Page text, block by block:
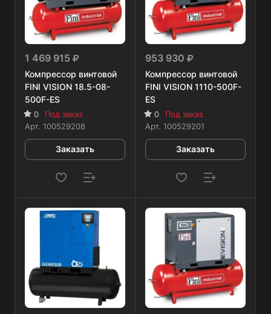
1 469 915
Компрессор винтовой
FINI VISION 18.5-08-
500F-ES
0
Под заказ
Арт. 100529208
Заказать
953 930
Компрессор винтовой
FINI VISION 1110-500F-
ES
0
Под заказ
Арт. 100529201
Заказать